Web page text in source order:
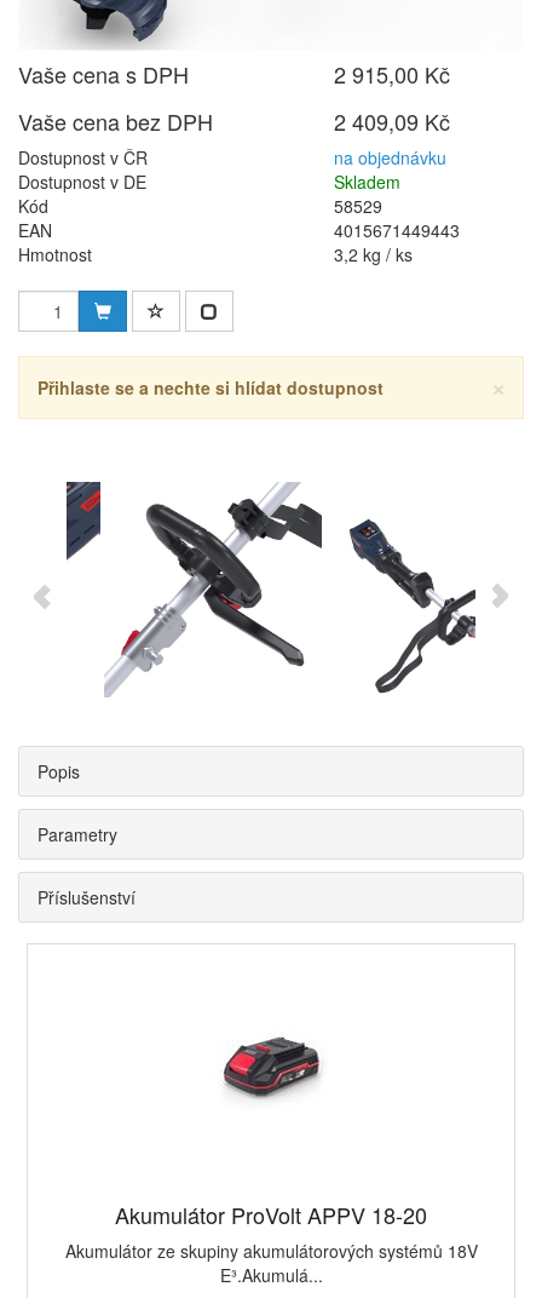
Vaše cena s DPH
2 915,00 Kč
Vaše cena bez DPH
2 409,09 Kč
Dostupnost v ČR
na objednávku
Dostupnost v DE
Skladem
Kód
58529
EAN
4015671449443
Hmotnost
3,2 kg / ks
×
Přihlaste se a nechte si hlídat dostupnost
Popis
Parametry
Příslušenství
Akumulátor ProVolt APPV 18-20
Akumulátor ze skupiny akumulátorových systémů 18V
E³.Akumulá...